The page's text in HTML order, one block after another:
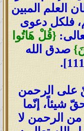
العلم المبين
فلكل دعوى
{قُلْ هَاتُوا
} صدق الله
على الرحمن
شيئاً، إنّما
من الرحمن لا